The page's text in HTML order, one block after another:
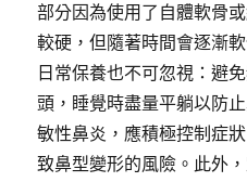
部分因為使用了自體軟骨
較硬，但隨著時間會逐漸
日常保養也不可忽視：避
頭，睡覺時盡量平躺以防
敏性鼻炎，應積極控制症
致鼻型變形的風險。此外